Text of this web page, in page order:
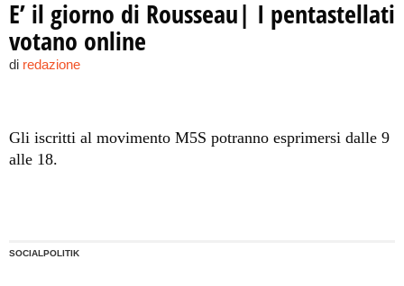
E’ il giorno di Rousseau| I pentastellati
votano online
di redazione
Gli iscritti al movimento M5S potranno esprimersi dalle 9
alle 18.
SOCIALPOLITIK